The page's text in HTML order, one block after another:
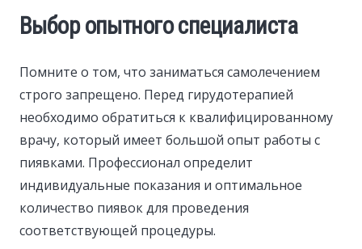
Выбор опытного специалиста
Помните о том, что заниматься самолечением
строго запрещено. Перед гирудотерапией
необходимо обратиться к квалифицированному
врачу, который имеет большой опыт работы с
пиявками. Профессионал определит
индивидуальные показания и оптимальное
количество пиявок для проведения
соответствующей процедуры.